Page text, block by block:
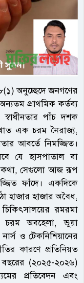
অনুচ্ছেদে জনগণের
অন্যতম প্রাথমিক কর্তব্য
পাঁচ দশক
এক চরম নৈরাজ্য,
আবর্তে নিমজ্জিত।
যে হাসপাতাল বা
কথা, সেগুলো আজ রূপ
ফাঁদে। একদিকে
হাজার হাজার অবৈধ,
রমরমা
চরম অবহেলা, ভুয়া
ও টেকনিশিয়ানের
কারণে প্রতিনিয়ত
বছরের (২০২৫-২০২৬)
প্রতিবেদন এবং